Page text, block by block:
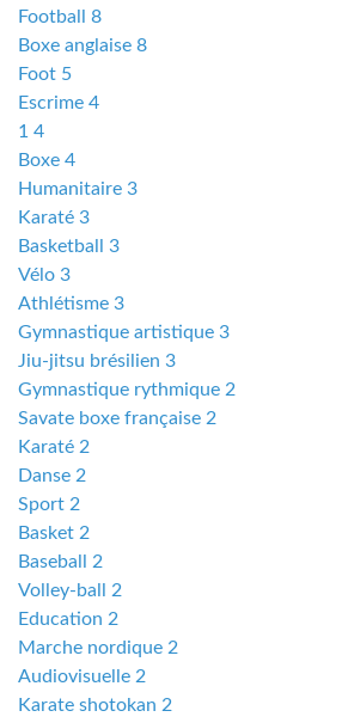
Football 8
Boxe anglaise 8
Foot 5
Escrime 4
1 4
Boxe 4
Humanitaire 3
Karaté 3
Basketball 3
Vélo 3
Athlétisme 3
Gymnastique artistique 3
Jiu-jitsu brésilien 3
Gymnastique rythmique 2
Savate boxe française 2
Karaté 2
Danse 2
Sport 2
Basket 2
Baseball 2
Volley-ball 2
Education 2
Marche nordique 2
Audiovisuelle 2
Karate shotokan 2